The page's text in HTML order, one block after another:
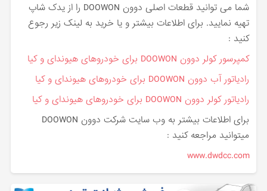
شما می توانید قطعات اصلی دوون DOOWON را از یدک شاپ
تهیه نمایید. برای اطلاعات بیشتر و یا خرید به لینک زیر رجوع
کنید :
کمپرسور کولر دوون DOOWON برای خودروهای هیوندای و کیا
رادیاتور آب دوون DOOWON برای خودروهای هیوندای و کیا
رادیاتور کولر دوون DOOWON برای خودروهای هیوندای و کیا
برای اطلاعات بیشتر به وب سایت شرکت دوون DOOWON
میتوانید مراجعه کنید :
www.dwdcc.com